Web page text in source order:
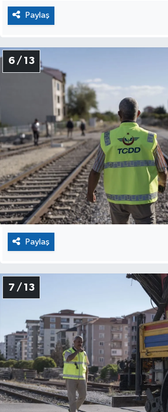
Paylaş
6 / 13
Paylaş
7 / 13